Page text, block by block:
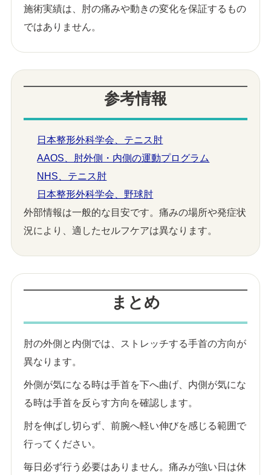
施術実績は、肘の痛みや動きの変化を保証するもの
ではありません。
参考情報
日本整形外科学会、テニス肘
AAOS、肘外側・内側の運動プログラム
NHS、テニス肘
日本整形外科学会、野球肘
外部情報は一般的な目安です。痛みの場所や発症状
況により、適したセルフケアは異なります。
まとめ
肘の外側と内側では、ストレッチする手首の方向が
異なります。
外側が気になる時は手首を下へ曲げ、内側が気にな
る時は手首を反らす方向を確認します。
肘を伸ばし切らず、前腕へ軽い伸びを感じる範囲で
行ってください。
毎日必ず行う必要はありません。痛みが強い日は休